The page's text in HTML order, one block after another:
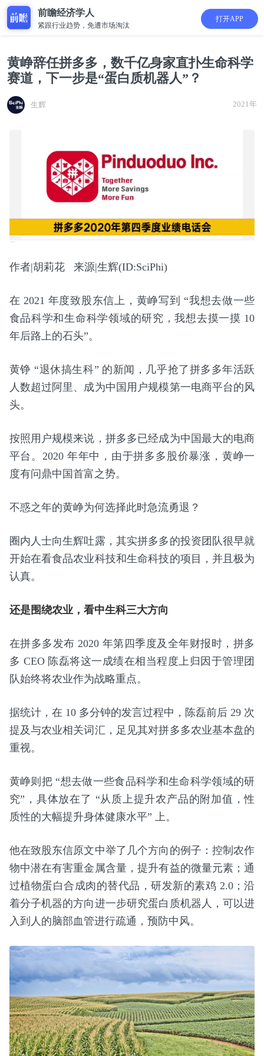
前瞻经济学人
紧跟行业趋势，免遭市场淘汰
打开APP
黄峥辞任拼多多，数千亿身家直扑生命科学
赛道，下一步是“蛋白质机器人”？
生辉 2021年
作者|胡莉花 来源|生辉(ID:SciPhi)
在 2021 年度致股东信上，黄峥写到 “我想去做一些
食品科学和生命科学领域的研究，我想去摸一摸 10
年后路上的石头”。
黄铮 “退休搞生科” 的新闻，几乎抢了拼多多年活跃
人数超过阿里、成为中国用户规模第一电商平台的风
头。
按照用户规模来说，拼多多已经成为中国最大的电商
平台。2020 年年中，由于拼多多股价暴涨，黄峥一
度有问鼎中国首富之势。
不惑之年的黄峥为何选择此时急流勇退？
圈内人士向生辉吐露，其实拼多多的投资团队很早就
开始在看食品农业科技和生命科技的项目，并且极为
认真。
还是围绕农业，看中生科三大方向
在拼多多发布 2020 年第四季度及全年财报时，拼多
多 CEO 陈磊将这一成绩在相当程度上归因于管理团
队始终将农业作为战略重点。
据统计，在 10 多分钟的发言过程中，陈磊前后 29 次
提及与农业相关词汇，足见其对拼多多农业基本盘的
重视。
黄峥则把 “想去做一些食品科学和生命科学领域的研
究”，具体放在了 “从质上提升农产品的附加值，性
质性的大幅提升身体健康水平” 上。
他在致股东信原文中举了几个方向的例子：控制农作
物中潜在有害重金属含量，提升有益的微量元素；通
过植物蛋白合成肉的替代品，研发新的素鸡 2.0；沿
着分子机器的方向进一步研究蛋白质机器人，可以进
入到人的脑部血管进行疏通，预防中风。